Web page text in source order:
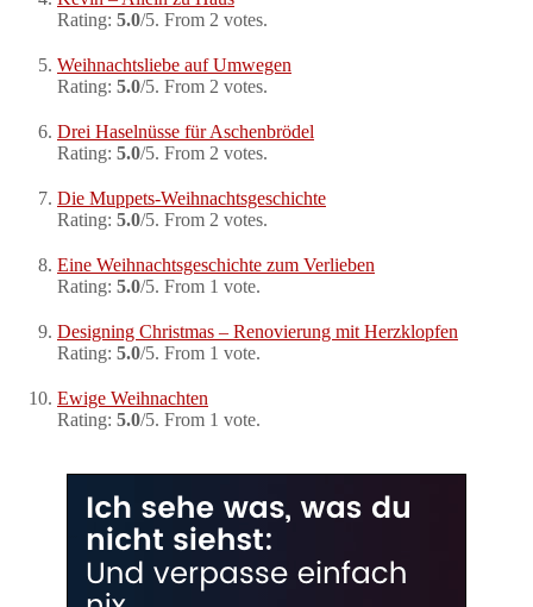
Rating: 5.0/5. From 2 votes.
Weihnachtsliebe auf Umwegen
Rating: 5.0/5. From 2 votes.
Drei Haselnüsse für Aschenbrödel
Rating: 5.0/5. From 2 votes.
Die Muppets-Weihnachtsgeschichte
Rating: 5.0/5. From 2 votes.
Eine Weihnachtsgeschichte zum Verlieben
Rating: 5.0/5. From 1 vote.
Designing Christmas – Renovierung mit Herzklopfen
Rating: 5.0/5. From 1 vote.
Ewige Weihnachten
Rating: 5.0/5. From 1 vote.